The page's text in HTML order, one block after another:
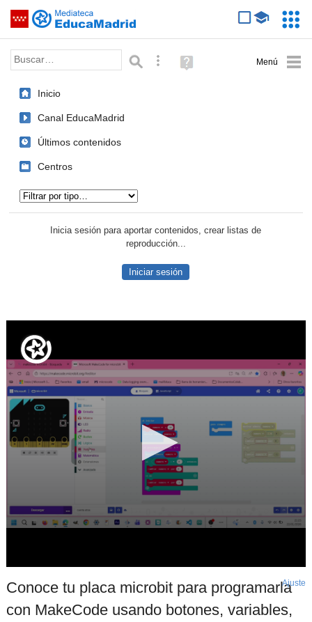
Saltar navegación
Palabra o frase: Búsqueda avanzada
Ayuda
(en
Inicio
Canal EducaMadrid
Últimos contenidos
Centros
Inicia sesión para aportar contenidos, crear listas de
reproducción...
Iniciar sesión
Conoce tu placa microbit para programarla
con MakeCode usando botones, variables,
Ajuste